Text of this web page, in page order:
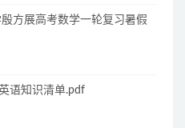
方展高考数学一轮复习暑假
语知识清单.pdf